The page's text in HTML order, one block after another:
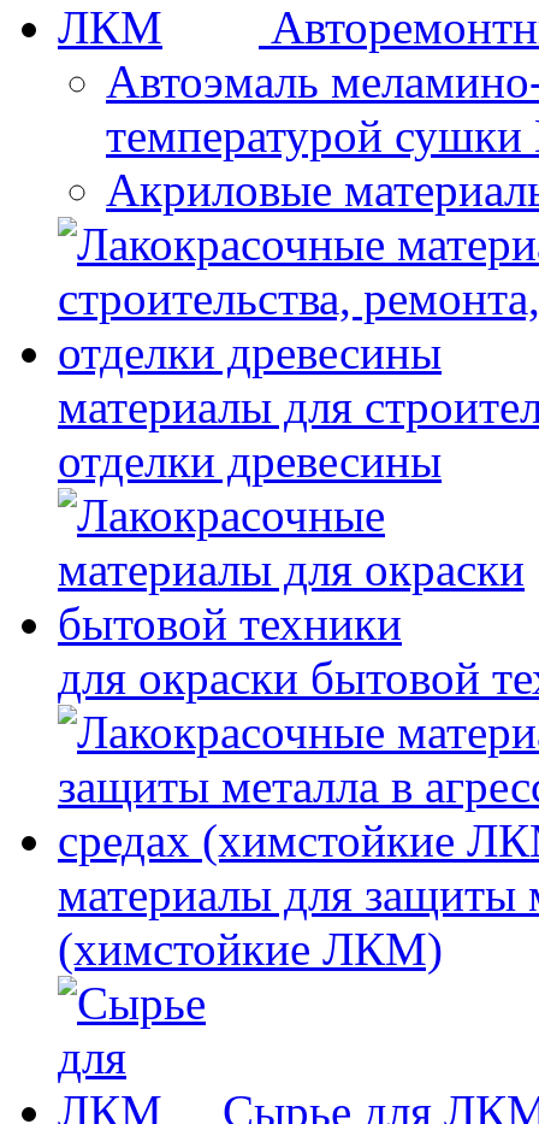
Автоэмаль
температурой
Акриловые
материалы для
отделки древесины
для окраски бытовой
материалы для защиты
(химстойкие ЛКМ)
Сырье для